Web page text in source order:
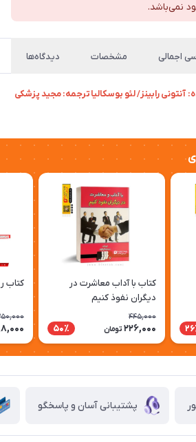
نمی‌باشد.
اجمالی مشخصات دیدگاه‌ها
آنتونی رابینز/ لئو بوسکالیاترجمه: مجید پزشکی
کتاب با آداب معاشرت در
دیگران نفوذ کنیم
445,000
226,000 تومان 50٪
کتاب
پشتیبانی آسان و پاسخگو